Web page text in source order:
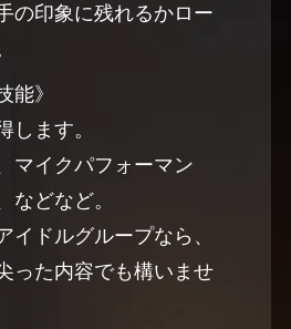
の印象に残れるかロー
能》
します。
マイクパフォーマン
などなど。
イドルグループなら、
った内容でも構いませ